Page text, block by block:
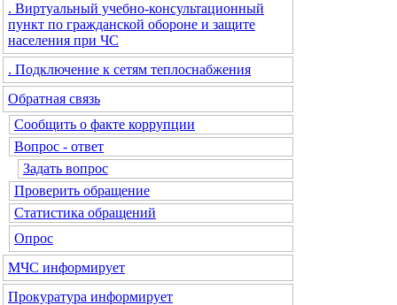
. Виртуальный учебно-консультационный
пункт по гражданской обороне и защите
населения при ЧС
. Подключение к сетям теплоснабжения
Обратная связь
Сообщить о факте коррупции
Вопрос - ответ
Задать вопрос
Проверить обращение
Статистика обращений
Опрос
МЧС информирует
Прокуратура информирует